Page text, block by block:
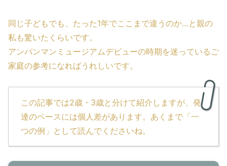
同じ子どもでも、たった1年でここまで違うのか…と親の
私も驚いたくらいです。
アンパンマンミュージアムデビューの時期を迷っているご
家庭の参考になればうれしいです。
この記事では2歳・3歳と分けて紹介しますが、発
達のペースには個人差があります。あくまで「一
つの例」として読んでくださいね。